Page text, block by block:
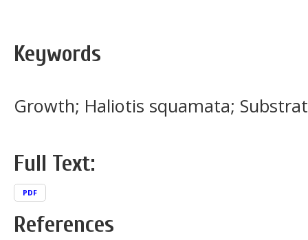
Keywords
Growth; Haliotis squamata;
Full Text:
PDF
References